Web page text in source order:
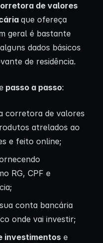
de valores
que ofereça
geral é bastante
dados básicos
de residência.
passo a passo:
corretora de valores
atrelados ao
e feito online;
RG, CPF e
conta bancária
onde vai investir;
investimentos e